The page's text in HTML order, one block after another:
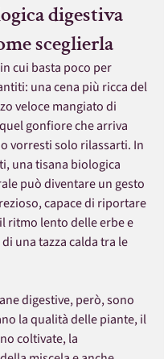
digestiva
sceglierla
cui basta poco per
una cena più ricca del
veloce mangiato di
gonfiore che arriva
vorresti solo rilassarti. In
una tisana biologica
può diventare un gesto
capace di riportare
ritmo lento delle erbe e
una tazza calda tra le
digestive, però, sono
la qualità delle piante, il
coltivate, la